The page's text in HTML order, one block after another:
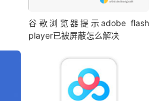
谷歌浏览器提示adobe flash
player已被屏蔽怎么解决